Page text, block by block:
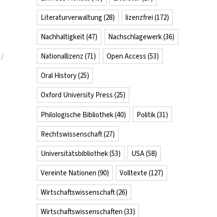
Literaturverwaltung (28) lizenzfrei (172)
Nachhaltigkeit(47) Nachschlagewerk(36)
Nationallizenz (71) Open Access (53)
Oral History(25)
Oxford University Press (25)
Philologische Bibliothek(40) Politik(31)
Rechtswissenschaft(27)
Universitätsbibliothek(53) USA(58)
Vereinte Nationen (90) Volltexte (127)
Wirtschaftswissenschaft(26)
Wirtschaftswissenschaften (33)